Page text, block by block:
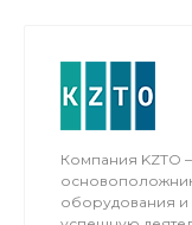
Компания KZTO
оборудования и